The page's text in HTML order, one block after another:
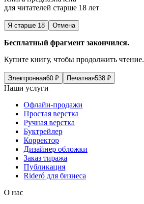
для читателей старше 18 лет
Я старше 18 Отмена
Бесплатный фрагмент закончился.
Купите книгу, чтобы продолжить чтение.
Электронная60 ₽ Печатная538 ₽
Наши услуги
Офлайн-продажи
Простая верстка
Ручная верстка
Буктрейлер
Корректор
Дизайнер обложки
Заказ тиража
Публикация
Rideró для бизнеса
О нас